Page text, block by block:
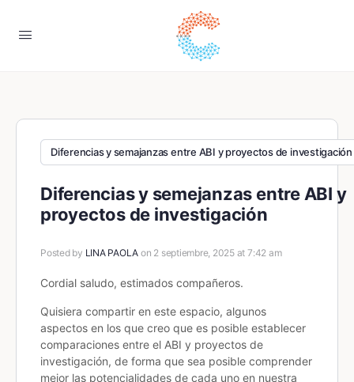
Diferencias y semajanzas entre ABI y proyectos de investigación
Diferencias y semejanzas entre ABI y
proyectos de investigación
Posted by LINA PAOLA on 2 septiembre, 2025 at 7:42 am
Cordial saludo, estimados compañeros.
Quisiera compartir en este espacio, algunos
aspectos en los que creo que es posible establecer
comparaciones entre el ABI y proyectos de
investigación, de forma que sea posible comprender
mejor las potencialidades de cada uno en nuestra